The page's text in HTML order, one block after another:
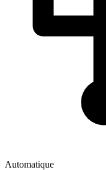
Automatique